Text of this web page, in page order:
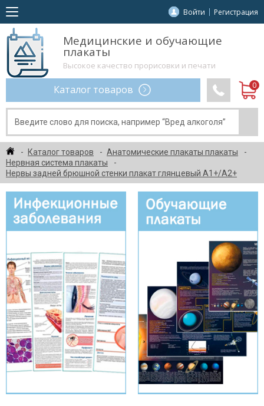
Войти Регистрация
Медицинские и обучающие
плакаты
Высокое качество прорисовки и печати
Каталог товаров
Каталог товаров
Анатомические плакаты плакаты
Нервная система плакаты
Нервы задней брюшной стенки плакат глянцевый А1+/А2+